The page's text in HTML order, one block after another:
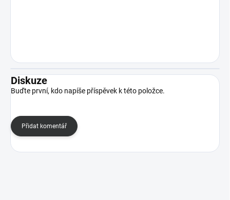
Diskuze
Buďte první, kdo napíše příspěvek k této položce.
Přidat komentář